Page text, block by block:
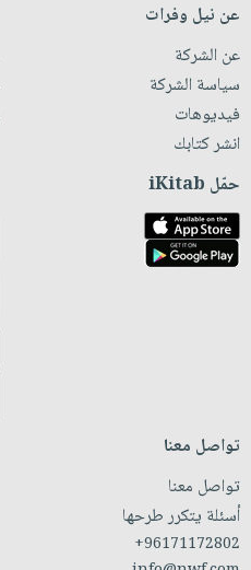
عن نيل وفرات
عن الشركة
سياسة الشركة
فيديوهات
انشر كتابك
حمّل iKitab
تواصل معنا
تواصل معنا
أسئلة يتكرر طرحها
+96171172802